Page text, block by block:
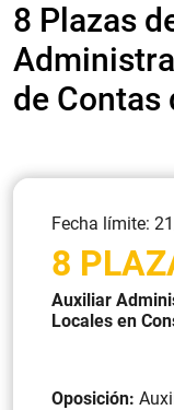
8 Plazas
de Contas
Fecha límite:
8
Auxiliar
Locales en
Oposición: